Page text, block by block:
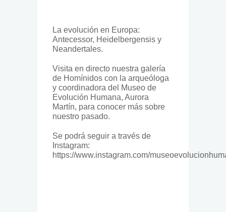
La evolución en Europa:
Antecessor, Heidelbergensis y
Neandertales.
Visita en directo nuestra galería
de Homínidos con la arqueóloga
y coordinadora del Museo de
Evolución Humana, Aurora
Martín, para conocer más sobre
nuestro pasado.
Se podrá seguir a través de
Instagram:
https://www.instagram.com/